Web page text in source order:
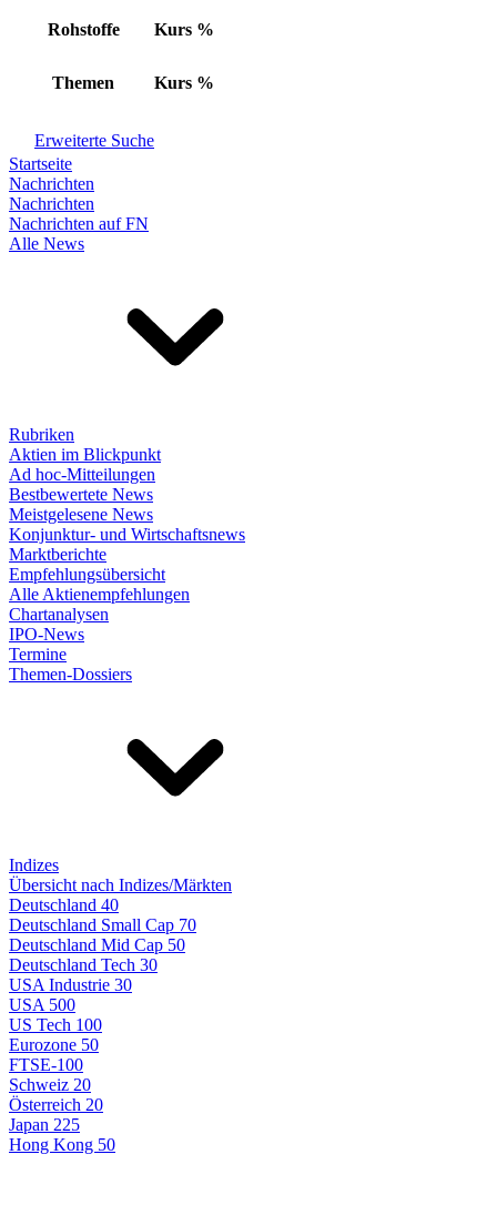
Rohstoffe Kurs %
Themen Kurs %
Erweiterte Suche
Startseite
Nachrichten
Nachrichten
Nachrichten auf FN
Alle News
Rubriken
Aktien im Blickpunkt
Ad hoc-Mitteilungen
Bestbewertete News
Meistgelesene News
Konjunktur- und Wirtschaftsnews
Marktberichte
Empfehlungsübersicht
Alle Aktienempfehlungen
Chartanalysen
IPO-News
Termine
Themen-Dossiers
Indizes
Übersicht nach Indizes/Märkten
Deutschland 40
Deutschland Small Cap 70
Deutschland Mid Cap 50
Deutschland Tech 30
USA Industrie 30
USA 500
US Tech 100
Eurozone 50
FTSE-100
Schweiz 20
Österreich 20
Japan 225
Hong Kong 50